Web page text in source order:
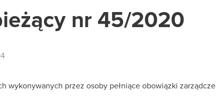
nr 45/2020
wykonywanych przez osoby pełniące obowiązki zarządcze